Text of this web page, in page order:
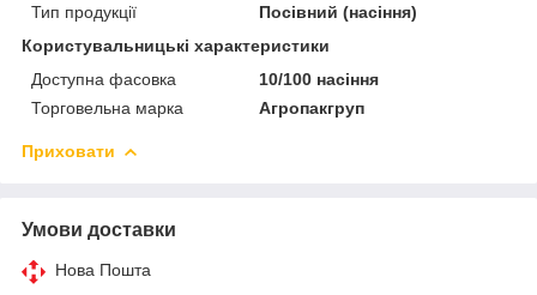
Тип продукції
Посівний (насіння)
Користувальницькі характеристики
Доступна фасовка
10/100 насіння
Торговельна марка
Агропакгруп
Приховати
Умови доставки
Нова Пошта